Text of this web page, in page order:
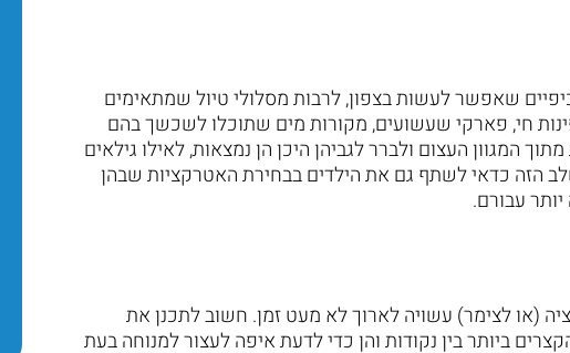
שאפשר לעשות בצפון, לרבות מסלולי טיול שמתאימים
חי, פארקי שעשועים, מקורות מים שתוכלו לשכשך בהם
המגוון העצום ולברר לגביהן היכן הן נמצאות, לאילו גילאים
הזה כדאי לשתף גם את הילדים בבחירת האטרקציות שבהן
עבורם.
(או לצימר) עשויה לארוך לא מעט זמן. חשוב לתכנן את
ביותר בין נקודות והן כדי לדעת איפה לעצור למנוחה בעת